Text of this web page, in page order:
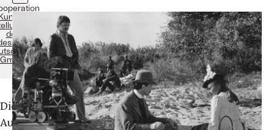
und
der
GmbH
Die
Ausstellung